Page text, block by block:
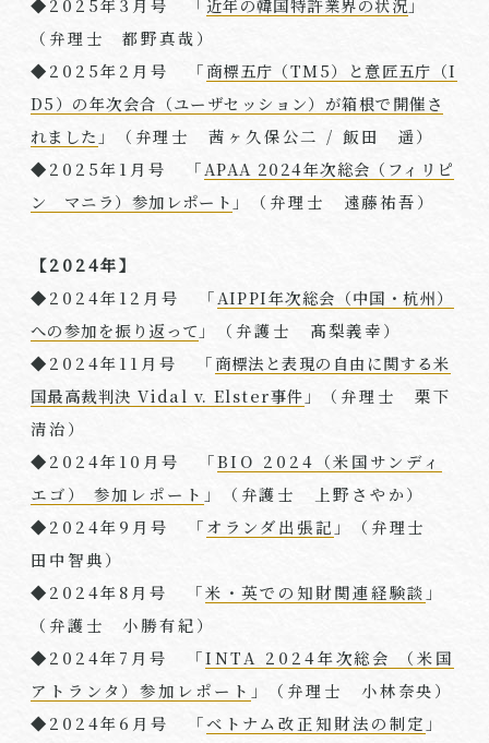
（弁理⼠ 都野真哉）
◆2025年2月号 「商標五庁（TM5）と意匠五庁（I
D5）の年次会合（ユーザセッション）が箱根で開催さ
れました 」（弁理⼠ 茜ヶ久保公二 / 飯田 遥）
◆2025年1月号 「APAA 2024年次総会（フィリピ
ン マニラ）参加レポート 」（弁理⼠ 遠藤祐吾）
【2024年】
◆2024年12月号 「AIPPI年次総会（中国・杭州）
への参加を振り返って 」（弁護士 髙梨義幸）
◆2024年11月号 「商標法と表現の自由に関する米
国最高裁判決 Vidal v. Elster事件 」（弁理⼠ 栗下
清治）
◆2024年10月号 「BIO 2024（米国サンディ
エゴ） 参加レポート 」（弁護士 上野さやか）
◆2024年9月号 「オランダ出張記 」（弁理⼠
田中智典）
◆2024年8月号 「米・英での知財関連経験談 」
（弁護士 小勝有紀）
◆2024年7月号 「INTA 2024年次総会 （米国
アトランタ）参加レポート 」（弁理士 小林奈央）
◆2024年6月号 「ベトナム改正知財法の制定 」